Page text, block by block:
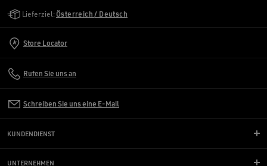
Lieferziel: Österreich / Deutsch
Store Locator
Rufen Sie uns an
Schreiben Sie uns eine E-Mail
KUNDENDIENST
UNTERNEHMEN